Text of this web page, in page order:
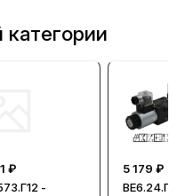
₽
-
5 179 ₽
ВЕ6.24.Г48 -